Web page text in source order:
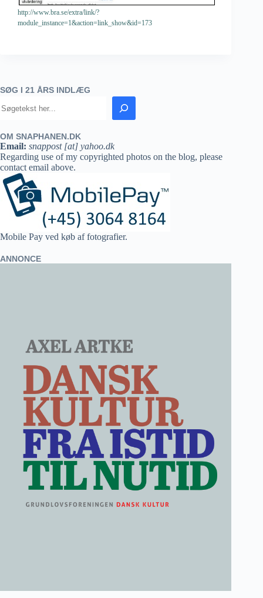
http://www.bra.se/extra/link/?
module_instance=1&action=link_show&id=173
SØG I 21 ÅRS INDLÆG
OM SNAPHANEN.DK
Email: snappost [at] yahoo.dk
Regarding use of my copyrighted photos on the blog, please
contact email above.
Mobile Pay ved køb af fotografier.
ANNONCE